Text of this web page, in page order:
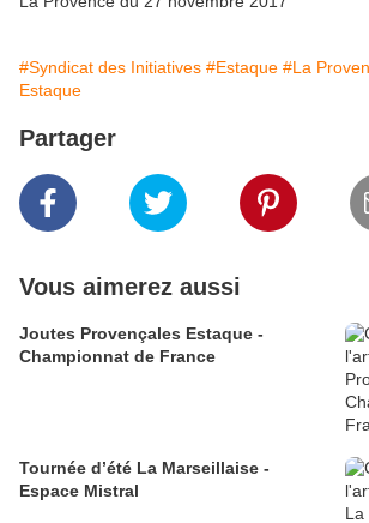
#Syndicat des Initiatives #Estaque #La
Estaque
Partager
Vous aimerez aussi
Joutes Provençales Estaque -
Championnat de France
Tournée d’été La Marseillaise -
Espace Mistral